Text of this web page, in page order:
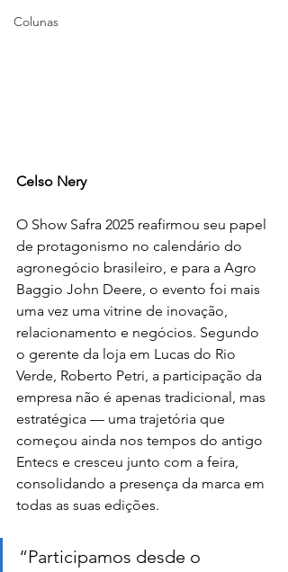
Colunas
Celso Nery
O Show Safra 2025 reafirmou seu papel
de protagonismo no calendário do
agronegócio brasileiro, e para a Agro
Baggio John Deere, o evento foi mais
uma vez uma vitrine de inovação,
relacionamento e negócios. Segundo
o gerente da loja em Lucas do Rio
Verde, Roberto Petri, a participação da
empresa não é apenas tradicional, mas
estratégica — uma trajetória que
começou ainda nos tempos do antigo
Entecs e cresceu junto com a feira,
consolidando a presença da marca em
todas as suas edições.
“Participamos desde o